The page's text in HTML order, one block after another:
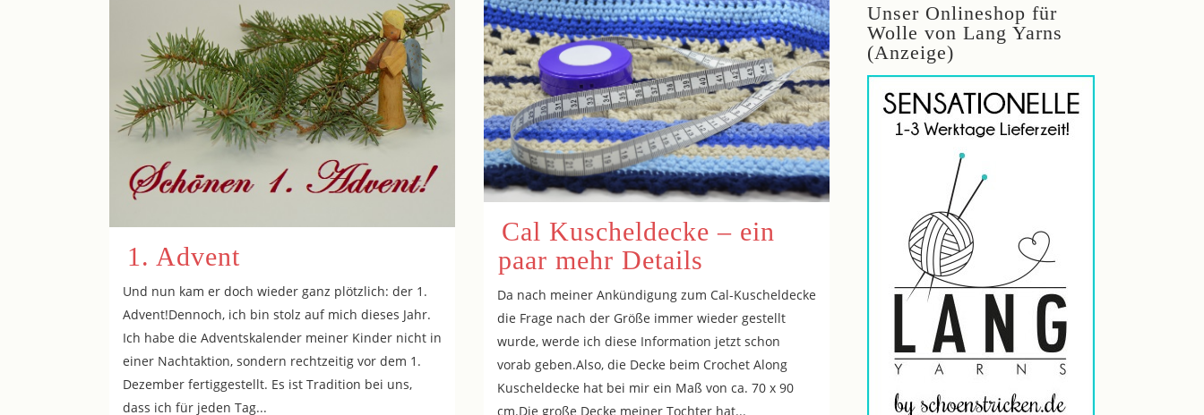
1. Advent
Und nun kam er doch wieder ganz plötzlich: der 1.
Advent!Dennoch, ich bin stolz auf mich dieses Jahr.
Ich habe die Adventskalender meiner Kinder nicht in
einer Nachtaktion, sondern rechtzeitig vor dem 1.
Dezember fertiggestellt. Es ist Tradition bei uns,
dass ich für jeden Tag...
Cal Kuscheldecke – ein
paar mehr Details
Da nach meiner Ankündigung zum Cal-Kuscheldecke
die Frage nach der Größe immer wieder gestellt
wurde, werde ich diese Information jetzt schon
vorab geben.Also, die Decke beim Crochet Along
Kuscheldecke hat bei mir ein Maß von ca. 70 x 90
cm.Die große Decke meiner Tochter hat...
Unser Onlineshop für
Wolle von Lang Yarns
(Anzeige)